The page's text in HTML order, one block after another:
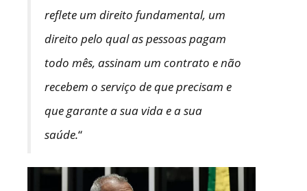
reflete um direito fundamental, um
direito pelo qual as pessoas pagam
todo mês, assinam um contrato e não
recebem o serviço de que precisam e
que garante a sua vida e a sua
saúde.“